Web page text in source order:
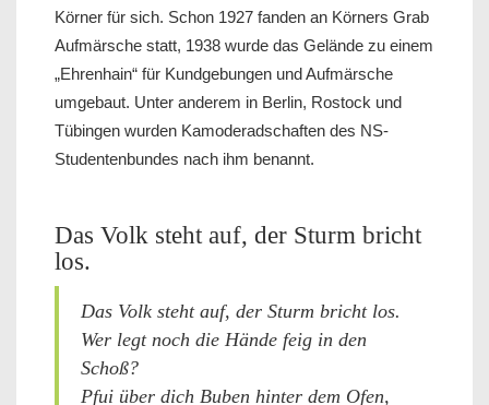
Körner für sich. Schon 1927 fanden an Körners Grab
Aufmärsche statt, 1938 wurde das Gelände zu einem
„Ehrenhain“ für Kundgebungen und Aufmärsche
umgebaut. Unter anderem in Berlin, Rostock und
Tübingen wurden Kamoderadschaften des NS-
Studentenbundes nach ihm benannt.
Das Volk steht auf, der Sturm bricht
los.
Das Volk steht auf, der Sturm bricht los.
Wer legt noch die Hände feig in den
Schoß?
Pfui über dich Buben hinter dem Ofen,